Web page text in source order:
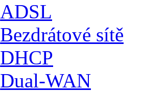
ADSL
Bezdrátové sítě
DHCP
Dual-WAN